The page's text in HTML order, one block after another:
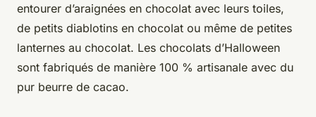
entourer d’araignées en chocolat avec leurs toiles,
de petits diablotins en chocolat ou même de petites
lanternes au chocolat. Les chocolats d’Halloween
sont fabriqués de manière 100 % artisanale avec du
pur beurre de cacao.